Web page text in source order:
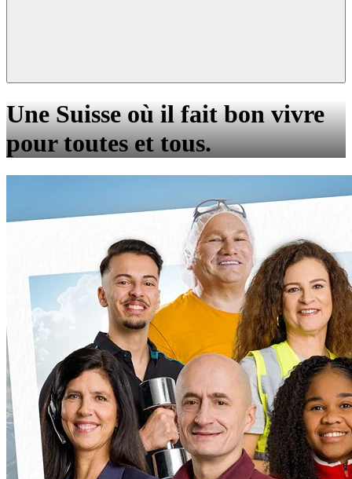
Une Suisse où il fait bon vivre
pour toutes et tous.